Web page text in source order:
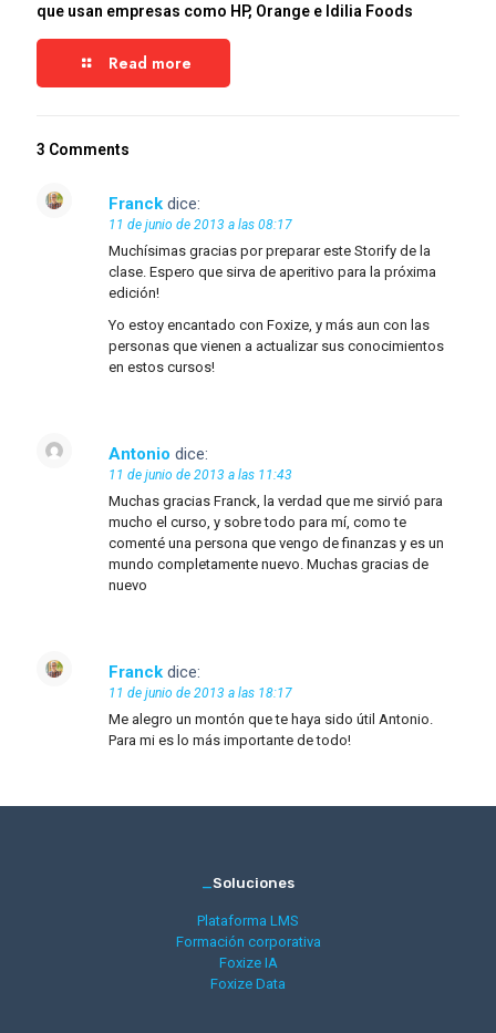
que usan empresas como HP, Orange e Idilia Foods
Read more
3 Comments
Franck dice:
11 de junio de 2013 a las 08:17
Muchísimas gracias por preparar este Storify de la
clase. Espero que sirva de aperitivo para la próxima
edición!
Yo estoy encantado con Foxize, y más aun con las
personas que vienen a actualizar sus conocimientos
en estos cursos!
Antonio dice:
11 de junio de 2013 a las 11:43
Muchas gracias Franck, la verdad que me sirvió para
mucho el curso, y sobre todo para mí, como te
comenté una persona que vengo de finanzas y es un
mundo completamente nuevo. Muchas gracias de
nuevo
Franck dice:
11 de junio de 2013 a las 18:17
Me alegro un montón que te haya sido útil Antonio.
Para mi es lo más importante de todo!
_Soluciones
Plataforma LMS
Formación corporativa
Foxize IA
Foxize Data